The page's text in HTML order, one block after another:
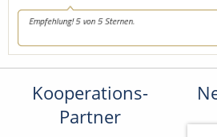
Kooperations-
Partner